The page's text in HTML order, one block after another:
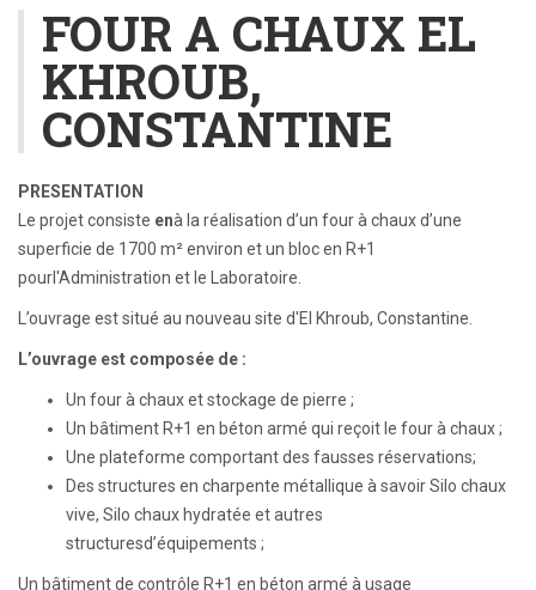
FOUR A CHAUX EL
KHROUB,
CONSTANTINE
PRESENTATION
Le projet consiste enà la réalisation d’un four à chaux d’une
superficie de 1700 m² environ et un bloc en R+1
pourl'Administration et le Laboratoire.
L’ouvrage est situé au nouveau site d'El Khroub, Constantine.
L’ouvrage est composée de :
Un four à chaux et stockage de pierre ;
Un bâtiment R+1 en béton armé qui reçoit le four à chaux ;
Une plateforme comportant des fausses réservations;
Des structures en charpente métallique à savoir Silo chaux
vive, Silo chaux hydratée et autres
structuresd’équipements ;
Un bâtiment de contrôle R+1 en béton armé à usage